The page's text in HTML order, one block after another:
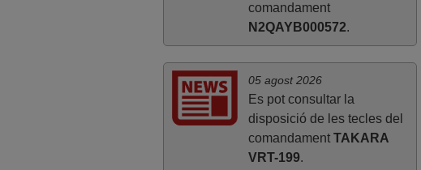
comandament
N2QAYB000572.
05 agost 2026
Es pot consultar la
disposició de les tecles del
comandament TAKARA
VRT-199.